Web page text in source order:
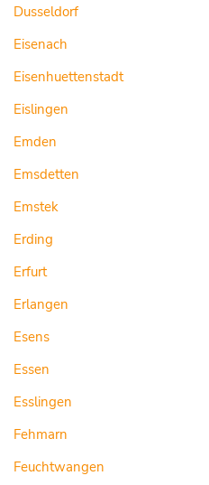
Dusseldorf
Eisenach
Eisenhuettenstadt
Eislingen
Emden
Emsdetten
Emstek
Erding
Erfurt
Erlangen
Esens
Essen
Esslingen
Fehmarn
Feuchtwangen